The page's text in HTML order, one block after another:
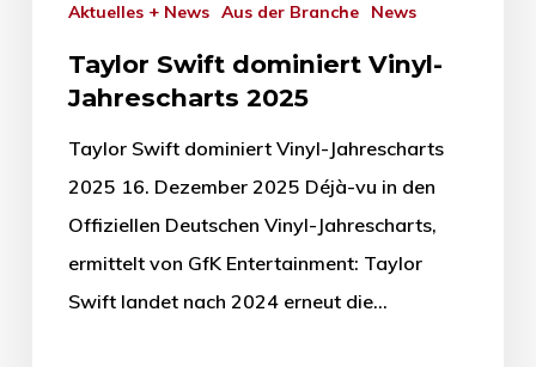
Aktuelles + News Aus der Branche News
Taylor Swift dominiert Vinyl-
Jahrescharts 2025
Taylor Swift dominiert Vinyl-Jahrescharts
2025 16. Dezember 2025 Déjà-vu in den
Offiziellen Deutschen Vinyl-Jahrescharts,
ermittelt von GfK Entertainment: Taylor
Swift landet nach 2024 erneut die…